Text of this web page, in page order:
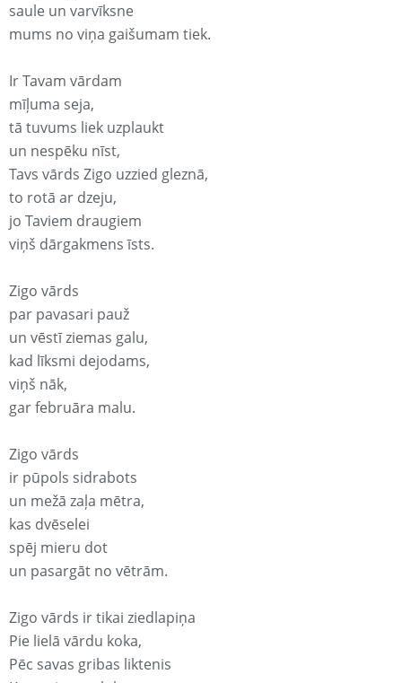
saule un varvīksne
mums no viņa gaišumam tiek.
Ir Tavam vārdam
mīļuma seja,
tā tuvums liek uzplaukt
un nespēku nīst,
Tavs vārds Zigo uzzied gleznā,
to rotā ar dzeju,
jo Taviem draugiem
viņš dārgakmens īsts.
Zigo vārds
par pavasari pauž
un vēstī ziemas galu,
kad līksmi dejodams,
viņš nāk,
gar februāra malu.
Zigo vārds
ir pūpols sidrabots
un mežā zaļa mētra,
kas dvēselei
spēj mieru dot
un pasargāt no vētrām.
Zigo vārds ir tikai ziedlapiņa
Pie lielā vārdu koka,
Pēc savas gribas liktenis